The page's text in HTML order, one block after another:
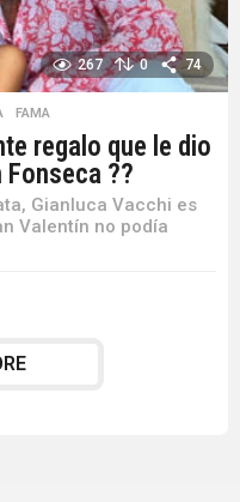
267 0 74
,FAMA
regalo que le dio
Fonseca ??
Gianluca Vacchi es
Valentín no podía